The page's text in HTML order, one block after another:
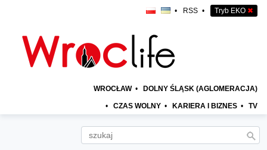
• RSS • Tryb EKO ✖
WROCŁAW • DOLNY ŚLĄSK (AGLOMERACJA)
• CZAS WOLNY • KARIERA I BIZNES • TV